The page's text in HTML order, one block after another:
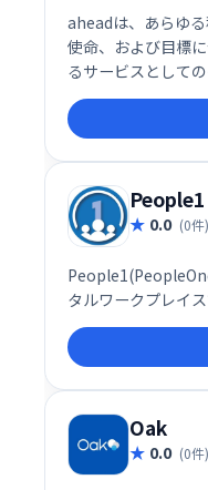
aheadは、あらゆる
使命、および目標
るサービスとして
関連する洞察を得
業文化を形成する
ます。
People1
0.0 (0件)
タルワークプレイス
Oak
0.0 (0件)